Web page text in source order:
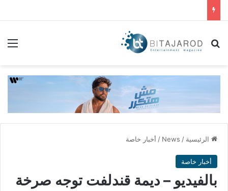
بحث عن
الرئيسية /
News
/ أخبار خاصة
أخبار خاصة
بالفيديو – ديمة قندلفت توجه صرخة